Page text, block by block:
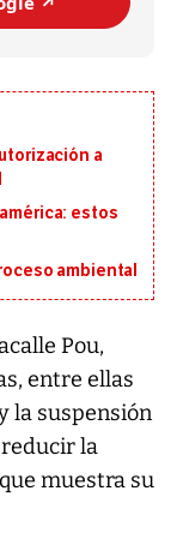
a
estos
ambiental
Pou,
entre ellas
la suspensión
la
muestra su